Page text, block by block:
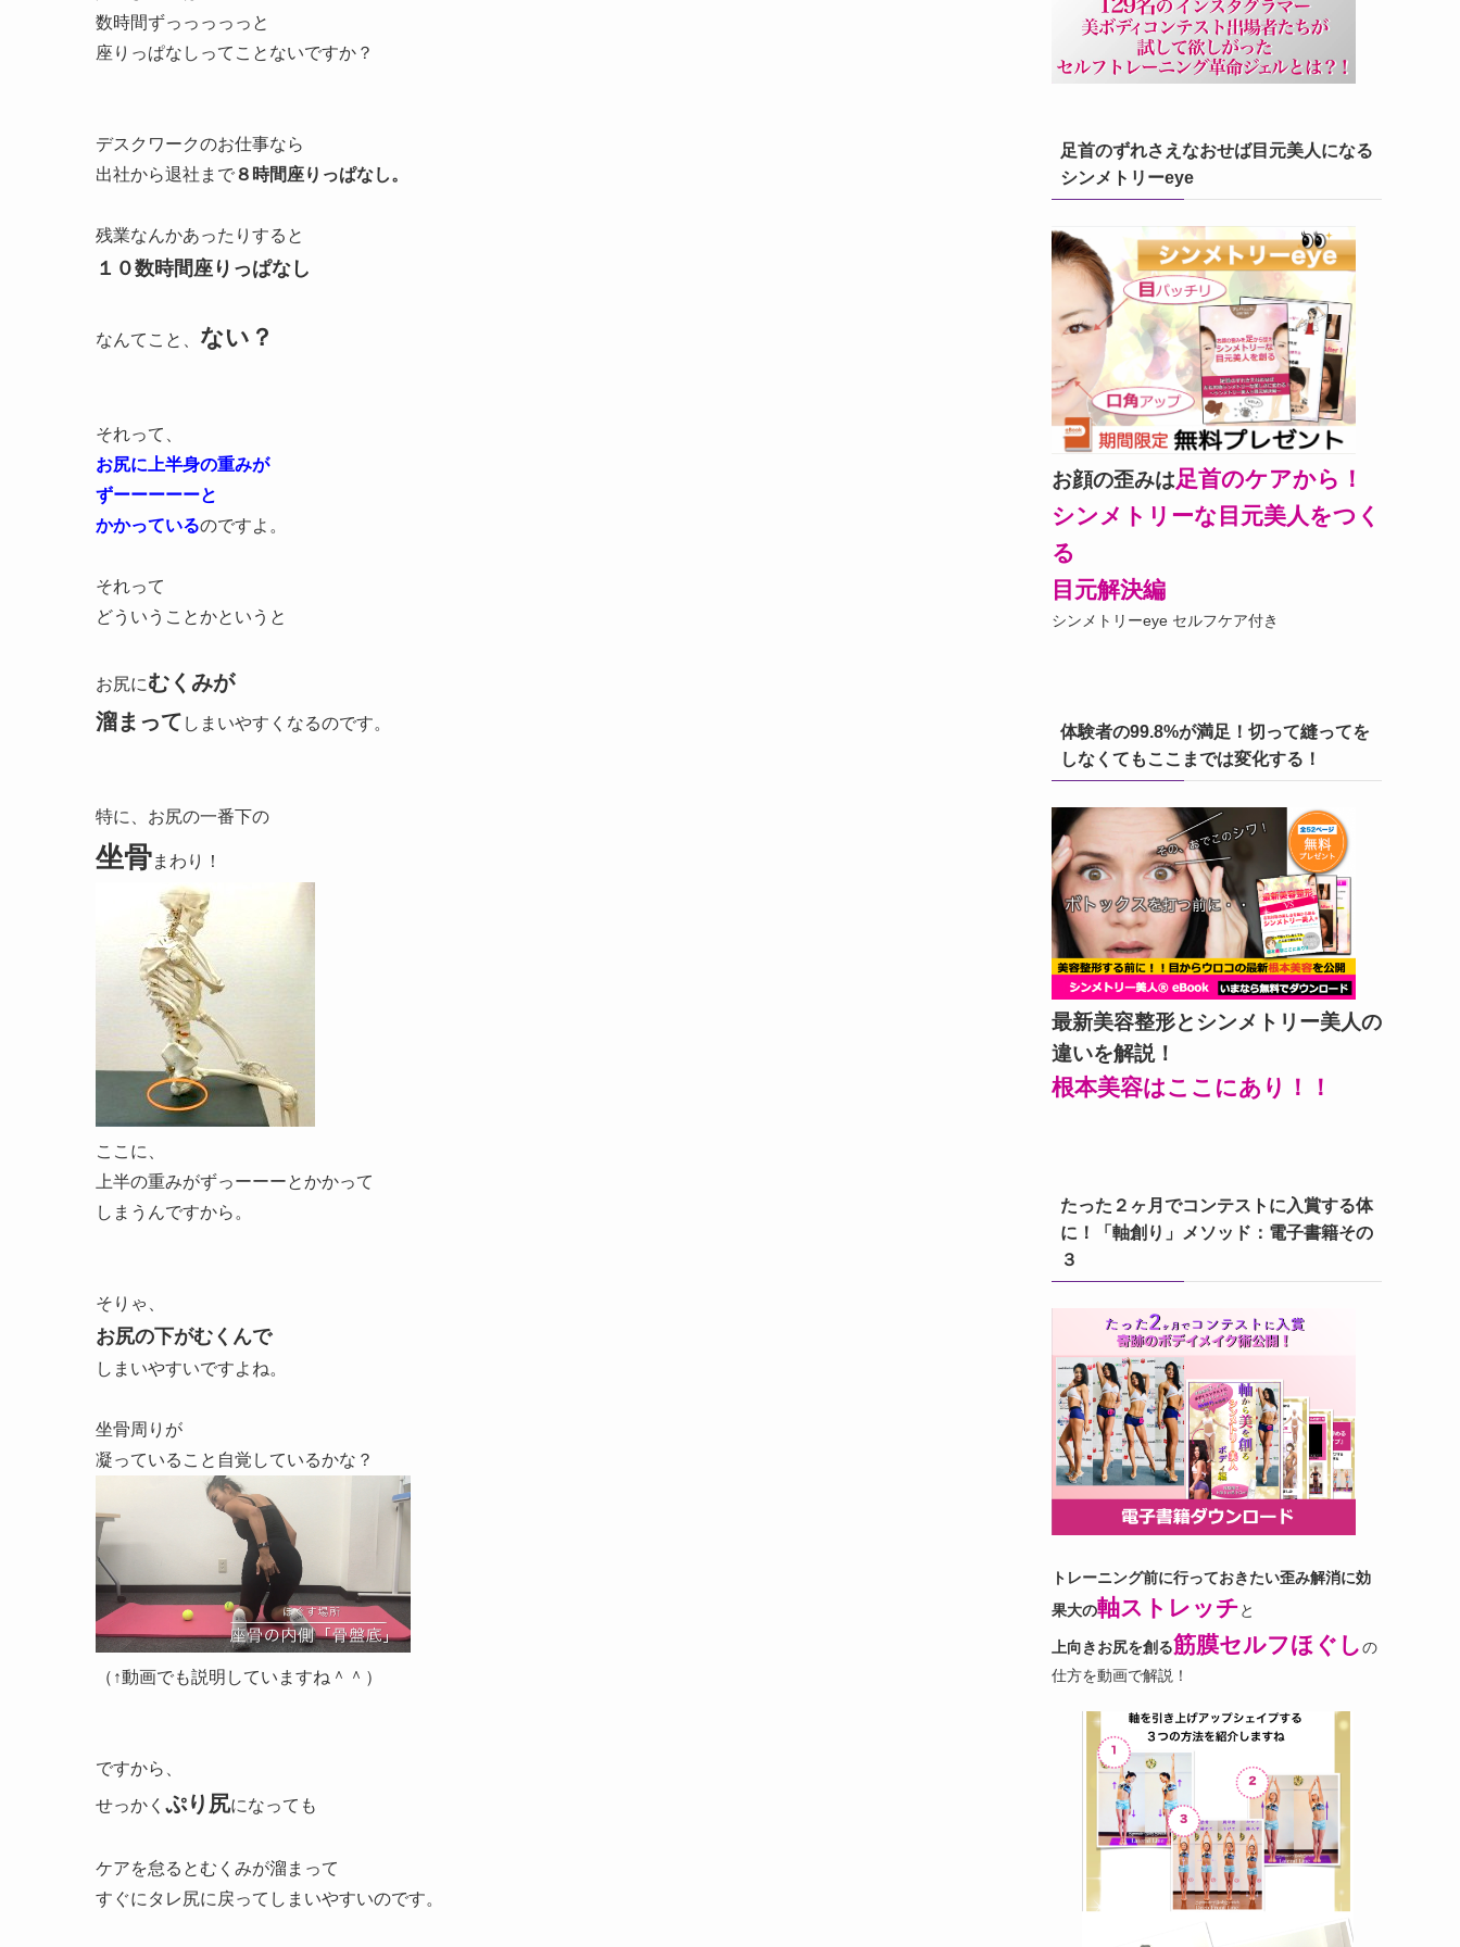
数時間ずっっっっっと
座りっぱなしってことないですか？
デスクワークのお仕事なら
出社から退社まで８時間座りっぱなし。
残業なんかあったりすると
１０数時間座りっぱなし
なんてこと、 ない？
それって、
お尻に上半身の重みが
ずーーーーーと
かかっているのですよ。
それって
どういうことかというと
お尻にむくみが
溜まって しまいやすくなるのです。
特に、お尻の一番下の
坐骨まわり！
ここに、
上半の重みがずっーーーとかかって
しまうんですから。
そりゃ、
お尻の下がむくんで
しまいやすいですよね。
坐骨周りが
凝っていること自覚しているかな？
（↑動画でも説明していますね＾＾）
ですから、
せっかく ぷり尻になっても
ケアを怠るとむくみが溜まって
すぐにタレ尻に戻ってしまいやすいのです。
足首のずれさえなおせば目元美人になる
シンメトリーeye
お顔の歪みは足首のケアから！
シンメトリーな目元美人をつく
る
目元解決編
シンメトリーeye セルフケア付き
体験者の99.8%が満足！切って縫ってを
しなくてもここまでは変化する！
最新美容整形とシンメトリー美人の
違いを解説！
根本美容はここにあり！！
たった２ヶ月でコンテストに入賞する体
に！「軸創り」メソッド：電子書籍その
３
トレーニング前に行っておきたい歪み解消に効
果大の軸ストレッチと
上向きお尻を創る筋膜セルフほぐしの
仕方を動画で解説！